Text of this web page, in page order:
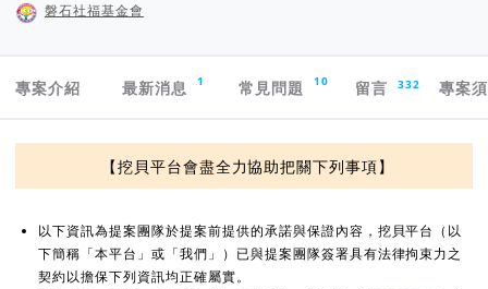
磐石社福基金會
專案介紹
最新消息 1 常見問題 10 留言 332 專案
資訊揭露與承諾
【挖貝平台會盡全力協助把關下列事項】
以下資訊為提案團隊於提案前提供的承諾與保證內容，挖貝平台（以
下簡稱「本平台」或「我們」）已與提案團隊簽署具有法律拘束力之
契約以擔保下列資訊均正確屬實。